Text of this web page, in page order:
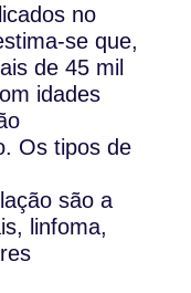
no
se que,
de 45 mil
idades
Os tipos de
são a
linfoma,